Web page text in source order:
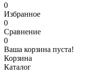
0
Избранное
0
Сравнение
0
Ваша корзина пуста!
Корзина
Каталог